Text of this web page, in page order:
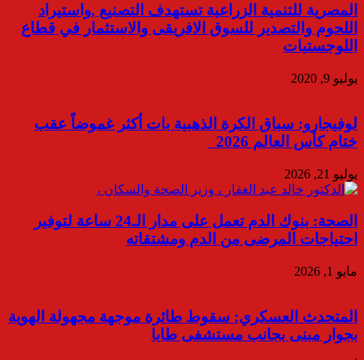
المصرية للتنمية الزراعية تستهدف التصنيع ,واستيراد
اللحوم والتصدير للسوق الافريقى والاستثمار في قطاع
اللوجستيات
يوليو 9, 2020
لوفيجارو: سباق الكرة الذهبية بات أكثر غموضاً عقب
ختام كأس العالم 2026
يوليو 21, 2026
الصحة: بنوك الدم تعمل على مدار الـ24 ساعة لتوفير
احتياجات المرضى من الدم ومشتقاته
مايو 1, 2026
المتحدث العسكري: سقوط طائرة موجهة مجهولة الهوية
بجوار مبنى بجانب مستشفى طابا